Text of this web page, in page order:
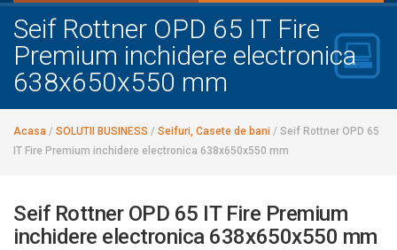
Seif Rottner OPD 65 IT Fire
Premium inchidere electronica
638x650x550 mm
Acasa / SOLUTII BUSINESS / Seifuri, Casete de bani / Seif Rottner OPD 65
IT Fire Premium inchidere electronica 638x650x550 mm
Seif Rottner OPD 65 IT Fire Premium
inchidere electronica 638x650x550 mm